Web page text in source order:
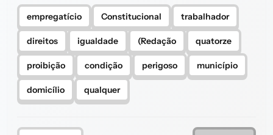
empregatício Constitucional trabalhador
direitos igualdade (Redação quatorze
proibição condição perigoso município
domicílio qualquer